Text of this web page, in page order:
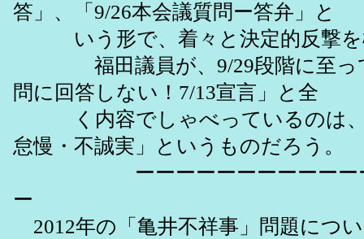
答」、「9/26本会議質問ー答弁」と
いう形で、着々と決定的反撃を
福田議員が、9/29段階に至っ
問に回答しない！7/13宣言」と全
く内容でしゃべっているのは、
怠慢・不誠実」というものだろう。
ーーーーーーーーーーーー
ー
2012年の「亀井不祥事」問題につ